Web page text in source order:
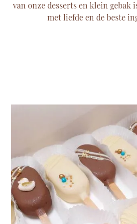
van onze desserts en klein gebak
met liefde en de beste